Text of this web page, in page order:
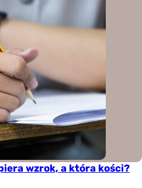
wzrok, a która kości?